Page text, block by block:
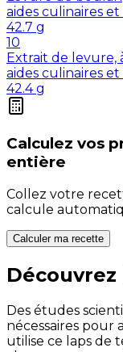
aides culinaires
42.7 g
10
Extrait de levure,
aides culinaires
42.4 g
Calculez vos
entière
Collez votre
calcule
Calculer ma recette
Découvrez
Des études
nécessaires pour
utilise ce laps de